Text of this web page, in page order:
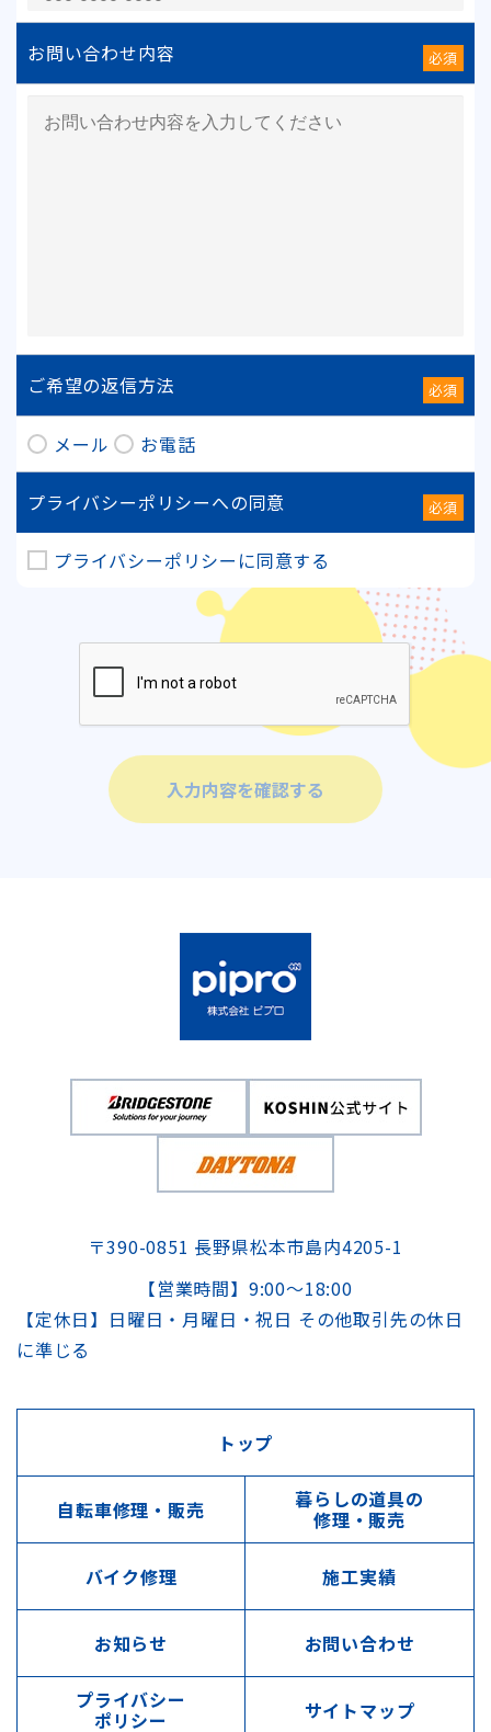
お問い合わせ内容 必須
ご希望の返信方法 必須
メール お電話
プライバシーポリシーへの同意 必須
プライバシーポリシー に同意する
〒390-0851 長野県松本市島内4205-1
【営業時間】9:00～18:00
【定休日】日曜日・月曜日・祝日 その他取引先の休日
に準じる
トップ
自転車修理・販売 暮らしの道具の
修理・販売
バイク修理 施工実績
お知らせ お問い合わせ
プライバシー
ポリシー サイトマップ